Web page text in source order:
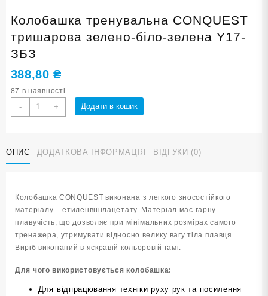
Колобашка тренувальна CONQUEST
тришарова зелено-біло-зелена Y17-
ЗБЗ
388,80₴
87 в наявності
-
Колобашка
тренувальна
зелено-
біло-
+ Додати в кошик
ОПИС ДОДАТКОВА ІНФОРМАЦІЯ ВІДГУКИ (0)
Колобашка CONQUEST виконана з легкого зносостійкого
матеріалу – етиленвінілацетату. Матеріал має гарну
плавучість, що дозволяє при мінімальних розмірах самого
тренажера, утримувати відносно велику вагу тіла плавця.
Виріб виконаний в яскравій кольоровій гамі.
Для чого використовується колобашка:
Для відпрацювання техніки руху рук та посилення